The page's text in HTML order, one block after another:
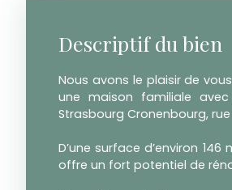
Descriptif du bien
Nous avons le plaisir de
une maison familiale
Strasbourg Cronenbourg, rue
D’une surface d’environ
offre un fort potentiel de